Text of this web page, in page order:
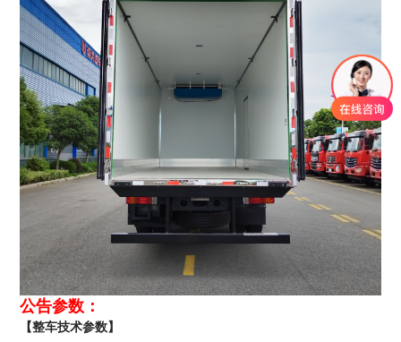
公告参数：
【整车技术参数】